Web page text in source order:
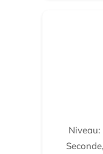
Niveau: